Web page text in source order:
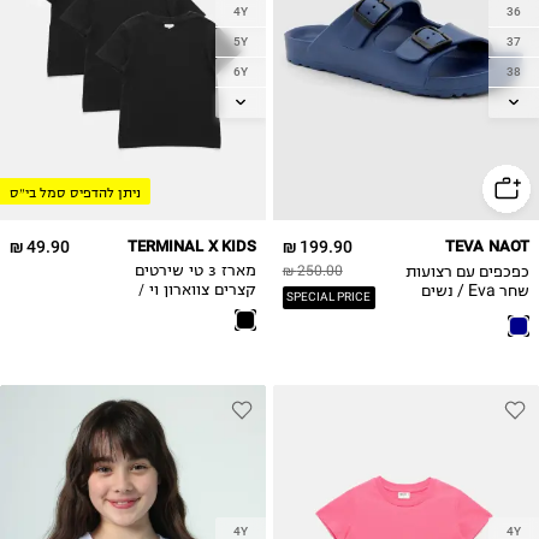
36
37
38
39
199.90 ₪
250.00 ₪
SPECIAL PRICE
TEVA NAOT
כפכפים עם רצועות
שחר Eva / נשים
ניתן להדפיס סמל בי״ס
4Y
5Y
6Y
7Y
13-14Y
17-18
49.90 ₪ TERMINAL X KIDS
מארז 3 טי שירטים
קצרים צווארון וי /
בנות
4Y
4Y